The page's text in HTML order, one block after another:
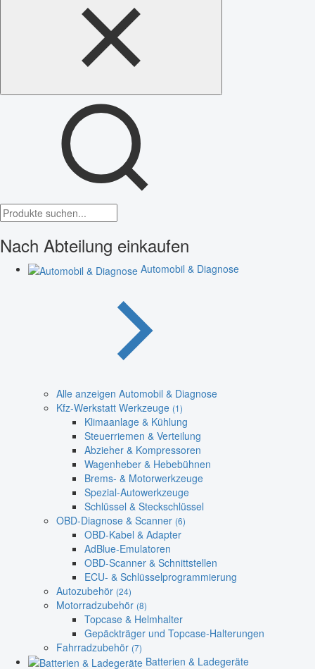
Nach Abteilung einkaufen
Automobil & Diagnose
Alle anzeigen Automobil & Diagnose
Kfz-Werkstatt Werkzeuge (1)
Klimaanlage & Kühlung
Steuerriemen & Verteilung
Abzieher & Kompressoren
Wagenheber & Hebebühnen
Brems- & Motorwerkzeuge
Spezial-Autowerkzeuge
Schlüssel & Steckschlüssel
OBD-Diagnose & Scanner (6)
OBD-Kabel & Adapter
AdBlue-Emulatoren
OBD-Scanner & Schnittstellen
ECU- & Schlüsselprogrammierung
Autozubehör (24)
Motorradzubehör (8)
Topcase & Helmhalter
Gepäckträger und Topcase-Halterungen
Fahrradzubehör (7)
Batterien & Ladegeräte